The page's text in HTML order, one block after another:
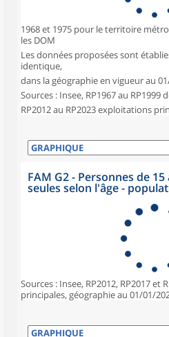
1968 et 1975 pour le territoire
les DOM
Les données proposées sont
identique,
dans la géographie en vigueur au
Sources : Insee, RP1967 au RP1999
RP2012 au RP2023 exploitations
FAM G2 - Personnes de
seules selon l'âge -
Sources : Insee, RP2012, RP2017 et
principales, géographie au 01/01/